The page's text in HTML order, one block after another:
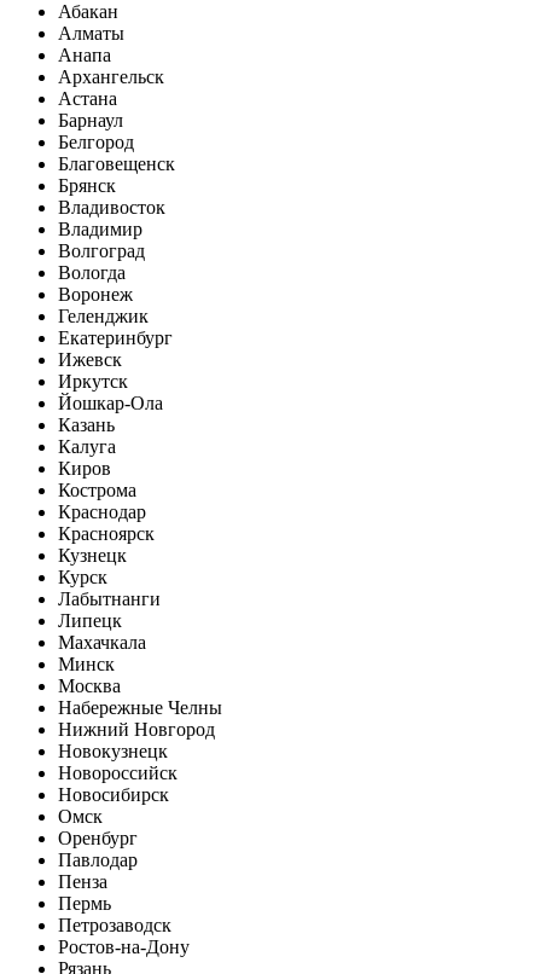
Абакан
Алматы
Анапа
Архангельск
Астана
Барнаул
Белгород
Благовещенск
Брянск
Владивосток
Владимир
Волгоград
Вологда
Воронеж
Геленджик
Екатеринбург
Ижевск
Иркутск
Йошкар-Ола
Казань
Калуга
Киров
Кострома
Краснодар
Красноярск
Кузнецк
Курск
Лабытнанги
Липецк
Махачкала
Минск
Москва
Набережные Челны
Нижний Новгород
Новокузнецк
Новороссийск
Новосибирск
Омск
Оренбург
Павлодар
Пенза
Пермь
Петрозаводск
Ростов-на-Дону
Рязань